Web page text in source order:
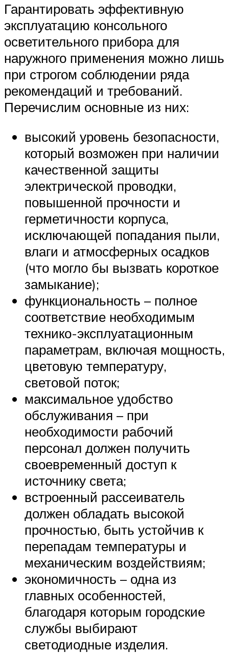
Гарантировать эффективную
эксплуатацию консольного
осветительного прибора для
наружного применения можно лишь
при строгом соблюдении ряда
рекомендаций и требований.
Перечислим основные из них:
высокий уровень безопасности,
который возможен при наличии
качественной защиты
электрической проводки,
повышенной прочности и
герметичности корпуса,
исключающей попадания пыли,
влаги и атмосферных осадков
(что могло бы вызвать короткое
замыкание);
функциональность – полное
соответствие необходимым
технико-эксплуатационным
параметрам, включая мощность,
цветовую температуру,
световой поток;
максимальное удобство
обслуживания – при
необходимости рабочий
персонал должен получить
своевременный доступ к
источнику света;
встроенный рассеиватель
должен обладать высокой
прочностью, быть устойчив к
перепадам температуры и
механическим воздействиям;
экономичность – одна из
главных особенностей,
благодаря которым городские
службы выбирают
светодиодные изделия.